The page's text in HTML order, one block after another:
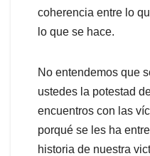
coherencia entre lo
lo que se hace.
No entendemos que
ustedes la potestad
encuentros con las
porqué se les ha
historia de nuestra